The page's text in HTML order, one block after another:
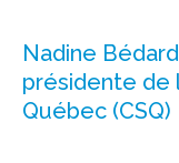
Nadine
présidente de
Québec (CSQ)